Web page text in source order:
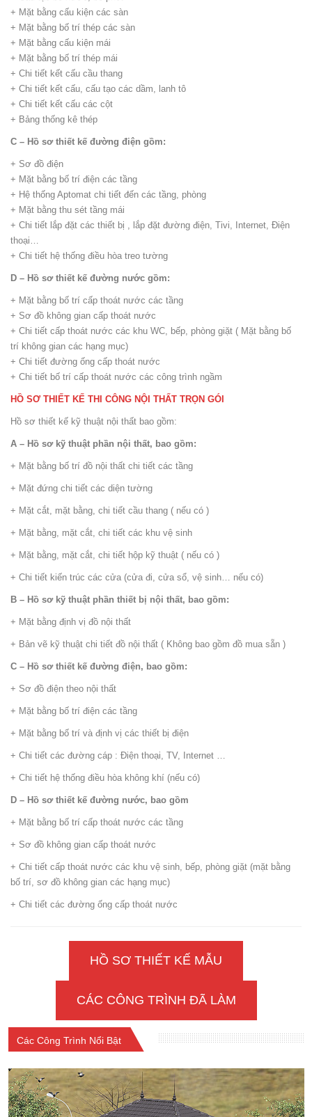
+ Mặt bằng cấu kiện các sàn
+ Mặt bằng bố trí thép các sàn
+ Mặt bằng cấu kiện mái
+ Mặt bằng bố trí thép mái
+ Chi tiết kết cấu cầu thang
+ Chi tiết kết cấu, cấu tạo các dầm, lanh tô
+ Chi tiết kết cấu các cột
+ Bảng thống kê thép
C – Hồ sơ thiết kế đường điện gồm:
+ Sơ đồ điện
+ Mặt bằng bố trí điện các tầng
+ Hệ thống Aptomat chi tiết đến các tầng, phòng
+ Mặt bằng thu sét tầng mái
+ Chi tiết lắp đặt các thiết bị , lắp đặt đường điện, Tivi, Internet, Điện
thoại…
+ Chi tiết hệ thống điều hòa treo tường
D – Hồ sơ thiết kế đường nước gồm:
+ Mặt bằng bố trí cấp thoát nước các tầng
+ Sơ đồ không gian cấp thoát nước
+ Chi tiết cấp thoát nước các khu WC, bếp, phòng giặt ( Mặt bằng bố
trí không gian các hạng mục)
+ Chi tiết đường ống cấp thoát nước
+ Chi tiết bố trí cấp thoát nước các công trình ngầm
HỒ SƠ THIẾT KẾ THI CÔNG NỘI THẤT TRỌN GÓI
Hồ sơ thiết kế kỹ thuật nội thất bao gồm:
A – Hồ sơ kỹ thuật phần nội thất, bao gồm:
+ Mặt bằng bố trí đồ nội thất chi tiết các tầng
+ Mặt đứng chi tiết các diện tường
+ Mặt cắt, mặt bằng, chi tiết cầu thang ( nếu có )
+ Mặt bằng, mặt cắt, chi tiết các khu vệ sinh
+ Mặt bằng, mặt cắt, chi tiết hộp kỹ thuật ( nếu có )
+ Chi tiết kiến trúc các cửa (cửa đi, cửa sổ, vệ sinh… nếu có)
B – Hồ sơ kỹ thuật phần thiết bị nội thất, bao gồm:
+ Mặt bằng định vị đồ nội thất
+ Bản vẽ kỹ thuật chi tiết đồ nội thất ( Không bao gồm đồ mua sẵn )
C – Hồ sơ thiết kế đường điện, bao gồm:
+ Sơ đồ điện theo nội thất
+ Mặt bằng bố trí điện các tầng
+ Mặt bằng bố trí và định vị các thiết bị điện
+ Chi tiết các đường cáp : Điện thoại, TV, Internet …
+ Chi tiết hệ thống điều hòa không khí (nếu có)
D – Hồ sơ thiết kế đường nước, bao gồm
+ Mặt bằng bố trí cấp thoát nước các tầng
+ Sơ đồ không gian cấp thoát nước
+ Chi tiết cấp thoát nước các khu vệ sinh, bếp, phòng giặt (mặt bằng
bố trí, sơ đồ không gian các hạng mục)
+ Chi tiết các đường ống cấp thoát nước
HỒ SƠ THIẾT KẾ MẪU
CÁC CÔNG TRÌNH ĐÃ LÀM
Các Công Trình Nổi Bật